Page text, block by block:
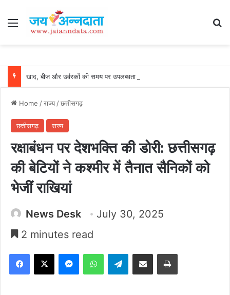
Menu
Home /राज्य/छत्तीसगढ़
छत्तीसगढ़ राज्य
रक्षाबंधन पर देशभक्ति की डोरी: छत्तीसगढ़
की बेटियों ने कश्मीर में तैनात सैनिकों को
भेजीं राखियां
News Desk
July 30, 2025
2 minutes read
Facebook
X MessengerWhatsAppTelegramShare via Email Print